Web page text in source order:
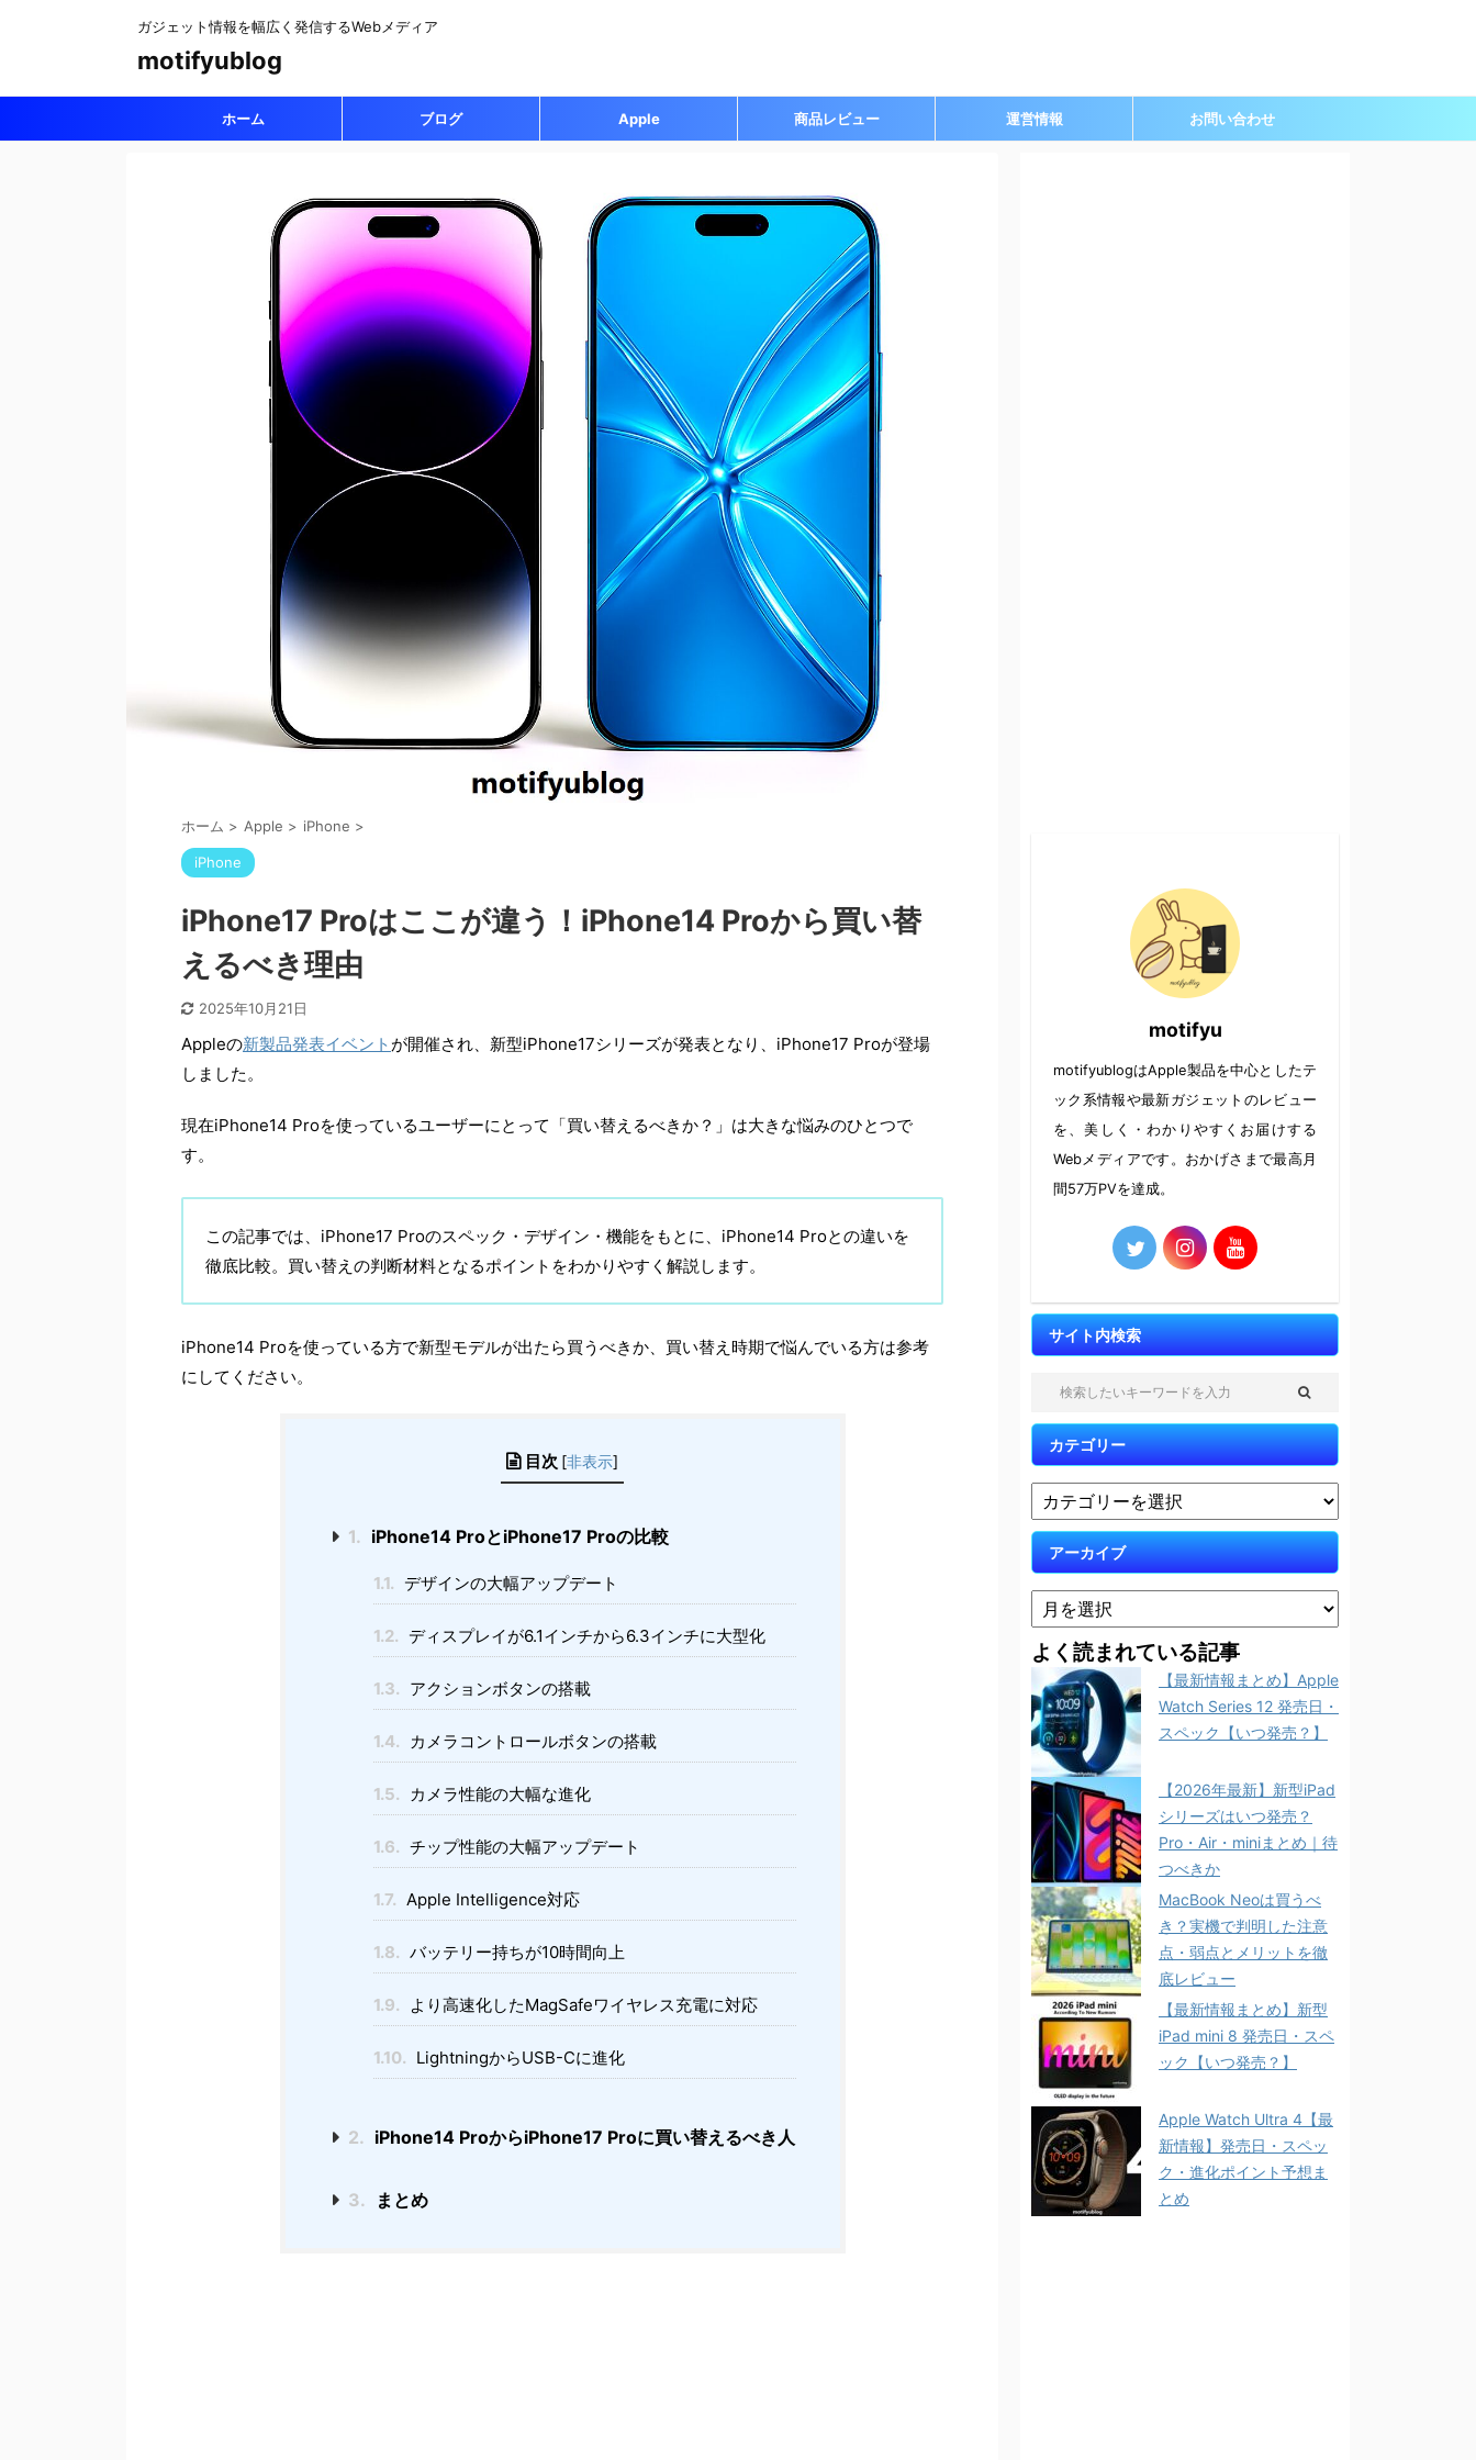
ガジェット情報を幅広く発信するWebメディア
motifyublog
ホーム ブログ Apple 商品レビュー 運営情報 お問い合わせ
ホーム > Apple > iPhone >
iPhone
iPhone17 Proはここが違う！iPhone14 Proから買い替
えるべき理由
2025年10月21日
Appleの新製品発表イベント が開催され、新型iPhone17シリーズが発表となり、iPhone17 Proが登場
しました。
現在iPhone14 Proを使っているユーザーにとって「買い替えるべきか？」は大きな悩みのひとつで
す。
この記事では、iPhone17 Proのスペック・デザイン・機能をもとに、iPhone14 Proとの違いを
徹底比較。買い替えの判断材料となるポイントをわかりやすく解説します。
iPhone14 Proを使っている方で新型モデルが出たら買うべきか、買い替え時期で悩んでいる方は参考
にしてください。
目次 [非表示]
1. iPhone14 ProとiPhone17 Proの比較
1.1. デザインの大幅アップデート
1.2. ディスプレイが6.1インチから6.3インチに大型化
1.3. アクションボタンの搭載
1.4. カメラコントロールボタンの搭載
1.5. カメラ性能の大幅な進化
1.6. チップ性能の大幅アップデート
1.7. Apple Intelligence対応
1.8. バッテリー持ちが10時間向上
1.9. より高速化したMagSafeワイヤレス充電に対応
1.10. LightningからUSB-Cに進化
2. iPhone14 ProからiPhone17 Proに買い替えるべき人
3. まとめ
motifyu
motifyublogはApple製品を中心としたテ
ック系情報や最新ガジェットのレビュー
を、美しく・わかりやすくお届けする
Webメディアです。おかげさまで最高月
間57万PVを達成。
サイト内検索
カテゴリー
アーカイブ
よく読まれている記事
【最新情報まとめ】Apple
Watch Series 12 発売日・
スペック【いつ発売？】
【2026年最新】新型iPad
シリーズはいつ発売？
Pro・Air・miniまとめ｜待
つべきか
MacBook Neoは買うべ
き？実機で判明した注意
点・弱点とメリットを徹
底レビュー
【最新情報まとめ】新型
iPad mini 8 発売日・スペ
ック【いつ発売？】
Apple Watch Ultra 4【最
新情報】発売日・スペッ
ク・進化ポイント予想ま
とめ